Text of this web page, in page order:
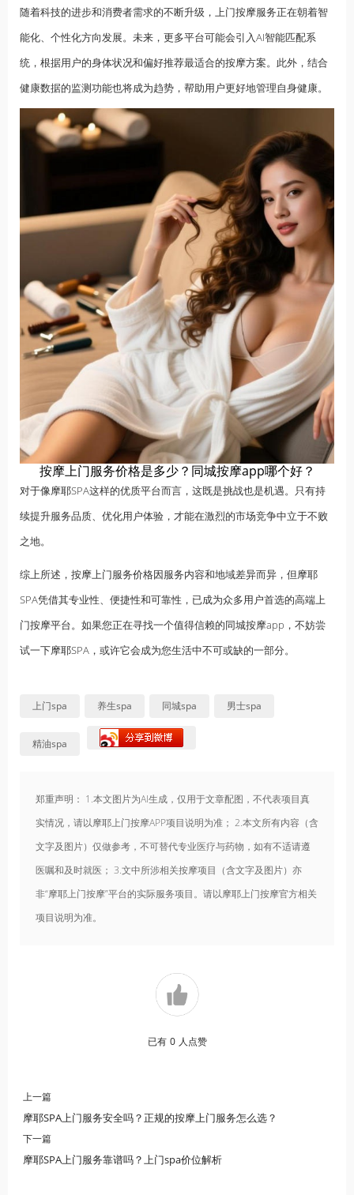
随着科技的进步和消费者需求的不断升级，上门按摩服务正在朝着智
能化、个性化方向发展。未来，更多平台可能会引入AI智能匹配系
统，根据用户的身体状况和偏好推荐最适合的按摩方案。此外，结合
健康数据的监测功能也将成为趋势，帮助用户更好地管理自身健康。
按摩上门服务价格是多少？同城按摩app哪个好？
对于像摩耶SPA这样的优质平台而言，这既是挑战也是机遇。只有持
续提升服务品质、优化用户体验，才能在激烈的市场竞争中立于不败
之地。
综上所述，按摩上门服务价格因服务内容和地域差异而异，但摩耶
SPA凭借其专业性、便捷性和可靠性，已成为众多用户首选的高端上
门按摩平台。如果您正在寻找一个值得信赖的同城按摩app，不妨尝
试一下摩耶SPA，或许它会成为您生活中不可或缺的一部分。
上门spa 养生spa 同城spa 男士spa
精油spa
郑重声明： 1.本文图片为AI生成，仅用于文章配图，不代表项目真
实情况，请以摩耶上门按摩APP项目说明为准； 2.本文所有内容（含
文字及图片）仅做参考，不可替代专业医疗与药物，如有不适请遵
医嘱和及时就医； 3.文中所涉相关按摩项目（含文字及图片）亦
非“摩耶上门按摩”平台的实际服务项目。请以摩耶上门按摩官方相关
项目说明为准。
已有 0 人点赞
上一篇
摩耶SPA上门服务安全吗？正规的按摩上门服务怎么选？
下一篇
摩耶SPA上门服务靠谱吗？上门spa价位解析